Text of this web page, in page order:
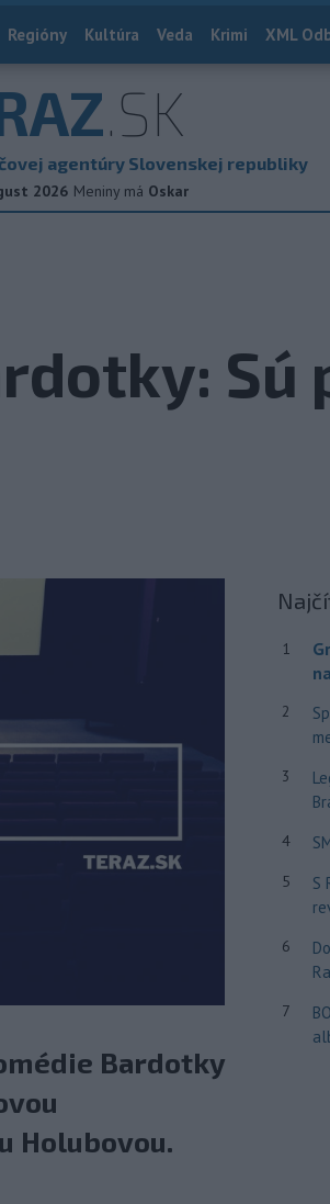
Regióny Kultúra Veda Krimi XML
.SK
agentúry Slovenskej republiky
2026 Meniny má Oskar
Sú
Bardotky
Holubovou.
1
2
3
4
5
S
6
7